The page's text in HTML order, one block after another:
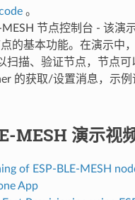
。
MESH 节点控制台 - 该演
的基本功能。在演示中
扫描、验证节点，节点可
的获取/设置消息，示例
MESH 演示视
of ESP-BLE-MESH
App